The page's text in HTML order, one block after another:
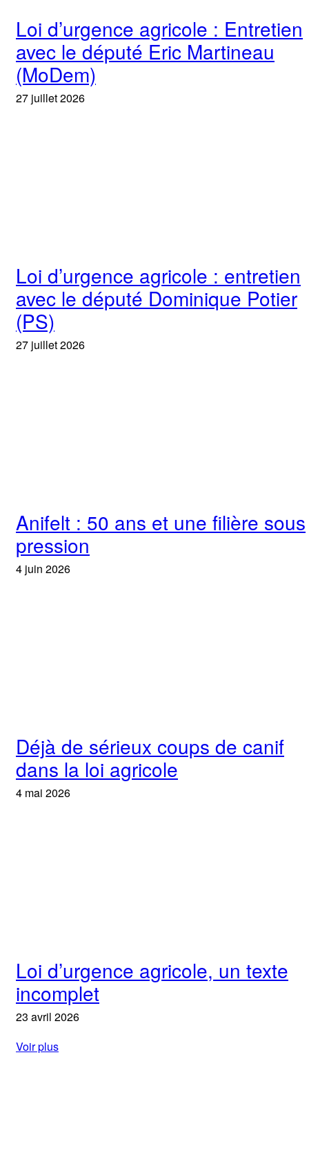
Loi d’urgence agricole : Entretien
avec le député Eric Martineau
(MoDem)
27 juillet 2026
Loi d’urgence agricole : entretien
avec le député Dominique Potier
(PS)
27 juillet 2026
Anifelt : 50 ans et une filière sous
pression
4 juin 2026
Déjà de sérieux coups de canif
dans la loi agricole
4 mai 2026
Loi d’urgence agricole, un texte
incomplet
23 avril 2026
Voir plus